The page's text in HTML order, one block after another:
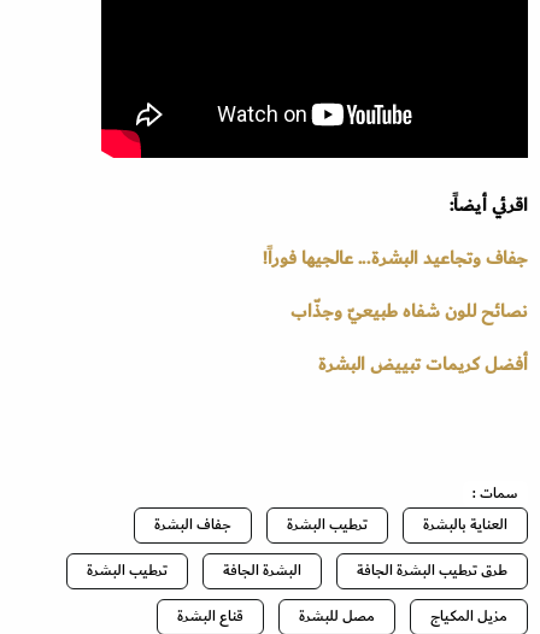
اقرئي أيضاً:
جفاف وتجاعيد البشرة... عالجيها فوراً!
نصائح للون شفاه طبيعيّ وجذّاب
أفضل كريمات تبييض البشرة
سمات :
العناية بالبشرة
ترطيب البشرة
جفاف البشرة
طرق ترطيب البشرة الجافة
البشرة الجافة
ترطيب البشرة
مزيل المكياج
مصل للبشرة
قناع البشرة